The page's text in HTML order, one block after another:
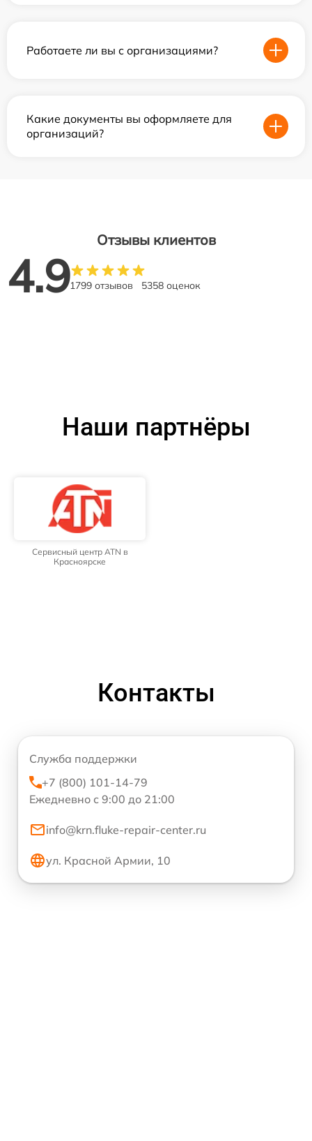
Работаете ли вы с организациями?
Какие документы вы оформляете для
организаций?
Отзывы клиентов
4.91799 отзывов 5358 оценок
Наши партнёры
Сервисный центр ATN в
Красноярске
Контакты
Служба поддержки
+7 (800) 101-14-79
Ежедневно с 9:00 до 21:00
info@krn.fluke-repair-center.ru
ул. Красной Армии, 10